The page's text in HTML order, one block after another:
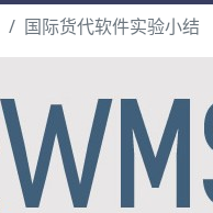
国际货代软件实验小结